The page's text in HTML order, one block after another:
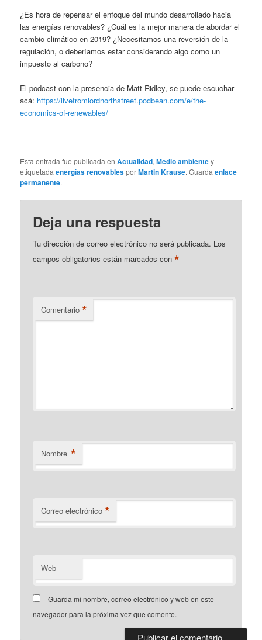
¿Es hora de repensar el enfoque del mundo desarrollado hacia
las energías renovables? ¿Cuál es la mejor manera de abordar el
cambio climático en 2019? ¿Necesitamos una reversión de la
regulación, o deberíamos estar considerando algo como un
impuesto al carbono?
El podcast con la presencia de Matt Ridley, se puede escuchar
acá: https://livefromlordnorthstreet.podbean.com/e/the-
economics-of-renewables/
Esta entrada fue publicada enActualidad,Medio ambientey
etiquetadaenergías renovablesporMartin Krause. Guardaenlace
permanente.
Deja una respuesta
Tu dirección de correo electrónico no será publicada. Los
campos obligatorios están marcados con*
Comentario *
Nombre *
Correo electrónico *
Web
Guarda mi nombre, correo electrónico y web en este
navegador para la próxima vez que comente.